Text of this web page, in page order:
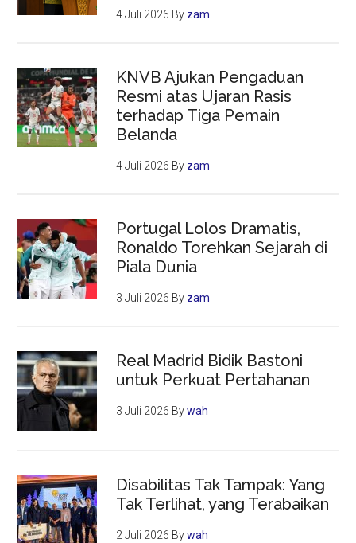
4 Juli 2026 By zam
KNVB Ajukan Pengaduan
Resmi atas Ujaran Rasis
terhadap Tiga Pemain
Belanda
4 Juli 2026 By zam
Portugal Lolos Dramatis,
Ronaldo Torehkan Sejarah di
Piala Dunia
3 Juli 2026 By zam
Real Madrid Bidik Bastoni
untuk Perkuat Pertahanan
3 Juli 2026 Bywah
Disabilitas Tak Tampak: Yang
Tak Terlihat, yang Terabaikan
2 Juli 2026 Bywah